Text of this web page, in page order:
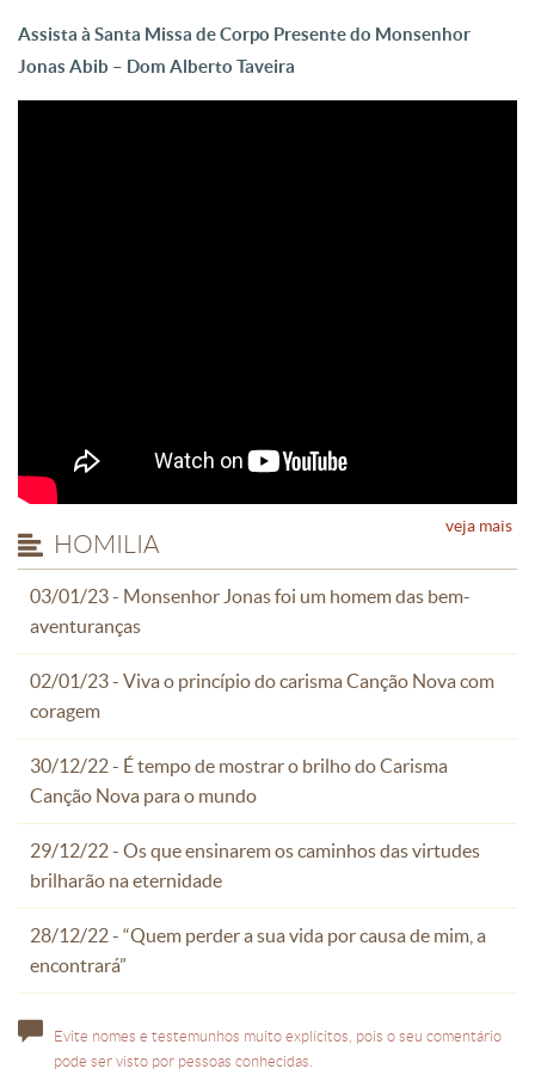
Assista à Santa Missa de Corpo Presente do Monsenhor
Jonas Abib – Dom Alberto Taveira
HOMILIA
03/01/23 - Monsenhor Jonas foi um homem das bem-
aventuranças
02/01/23 - Viva o princípio do carisma Canção Nova com
coragem
30/12/22 - É tempo de mostrar o brilho do Carisma
Canção Nova para o mundo
29/12/22 - Os que ensinarem os caminhos das virtudes
brilharão na eternidade
28/12/22 - “Quem perder a sua vida por causa de mim, a
encontrará”
veja mais
Evite nomes e testemunhos muito explícitos, pois o seu comentário
pode ser visto por pessoas conhecidas.